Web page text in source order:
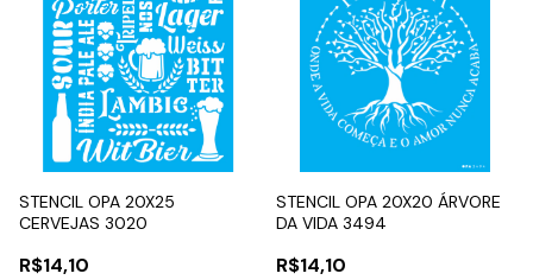
STENCIL OPA 20X25
CERVEJAS 3020
R$14,10
STENCIL OPA 20X20 ÁRVORE
DA VIDA 3494
R$14,10